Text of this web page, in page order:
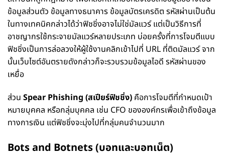
ข้อมูลส่วนตัว ข้อมูลทางธนาคาร ข้อมูลบัตรเครดิต รหัสผ่านเป็นต้น
ในทางเทคนิคกล่าวได้ว่าฟิชชิ่งอาจไม่ใช่มัลแวร์ แต่เป็นวิธีการที่
อาชญากรใช้กระจายมัลแวร์หลายประเภท บ่อยครั้งที่การโจมตีแบบ
ฟิชชิ่งเป็นการล่อลวงให้ผู้ใช้งานคลิกเข้าไปที่ URL ที่ติดมัลแวร์ จาก
นั้นเว็บไซต์อันตรายดังกล่าวก็จะรวบรวมข้อมูลไอดี รหัสผ่านของ
เหยื่อ
ส่วน Spear Phishing (สเปียร์ฟิชชิ่ง) คือการโจมตีที่กำหนดเป้า
หมายบุคคล หรือกลุ่มบุคคล เช่น CFO ขององค์กรเพื่อเข้าถึงข้อมูล
ทางการเงิน แต่ฟิชชิ่งจะมุ่งไปที่กลุ่มคนจำนวนมาก
Bots and Botnets (บอทและบอทเน็ต)